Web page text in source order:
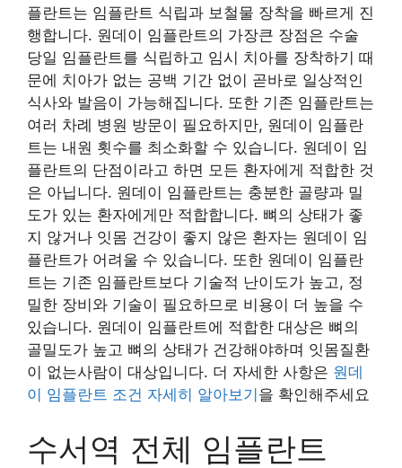
플란트는 임플란트 식립과 보철물 장착을 빠르게 진
행합니다. 원데이 임플란트의 가장큰 장점은 수술
당일 임플란트를 식립하고 임시 치아를 장착하기 때
문에 치아가 없는 공백 기간 없이 곧바로 일상적인
식사와 발음이 가능해집니다. 또한 기존 임플란트는
여러 차례 병원 방문이 필요하지만, 원데이 임플란
트는 내원 횟수를 최소화할 수 있습니다. 원데이 임
플란트의 단점이라고 하면 모든 환자에게 적합한 것
은 아닙니다. 원데이 임플란트는 충분한 골량과 밀
도가 있는 환자에게만 적합합니다. 뼈의 상태가 좋
지 않거나 잇몸 건강이 좋지 않은 환자는 원데이 임
플란트가 어려울 수 있습니다. 또한 원데이 임플란
트는 기존 임플란트보다 기술적 난이도가 높고, 정
밀한 장비와 기술이 필요하므로 비용이 더 높을 수
있습니다. 원데이 임플란트에 적합한 대상은 뼈의
골밀도가 높고 뼈의 상태가 건강해야하며 잇몸질환
이 없는사람이 대상입니다. 더 자세한 사항은 원데
이 임플란트 조건 자세히 알아보기 을 확인해주세요
수서역 전체 임플란트